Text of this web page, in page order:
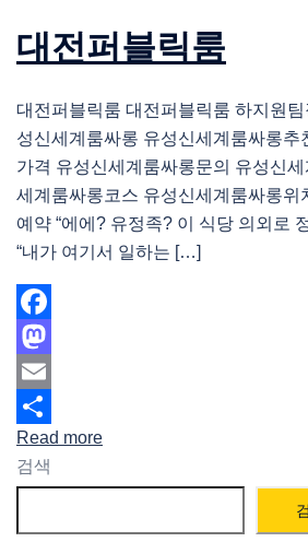
대전퍼블릭룸
대전퍼블릭룸 대전퍼블릭룸 하지원
성신세계룸싸롱 유성신세계룸싸롱추
가격 유성신세계룸싸롱문의 유성신
세계룸싸롱코스 유성신세계룸싸롱위
예약 “에에? 유정족? 이 식당 의외로
“내가 여기서 일하는 […]
Facebook
Mastodon
Email
Share
Read more
검색